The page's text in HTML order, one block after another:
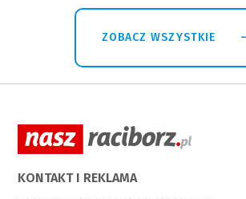
ZOBACZ WSZYSTKIE
KONTAKT I REKLAMA